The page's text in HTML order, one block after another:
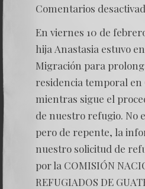
Comentarios
En viernes 10 de
hija Anastasia estuvo
Migración para
residencia temporal en
mientras sigue el
de nuestro refugio. No
pero de repente, la
nuestro solicitud de
por la COMISIÓN
REFUGIADOS DE